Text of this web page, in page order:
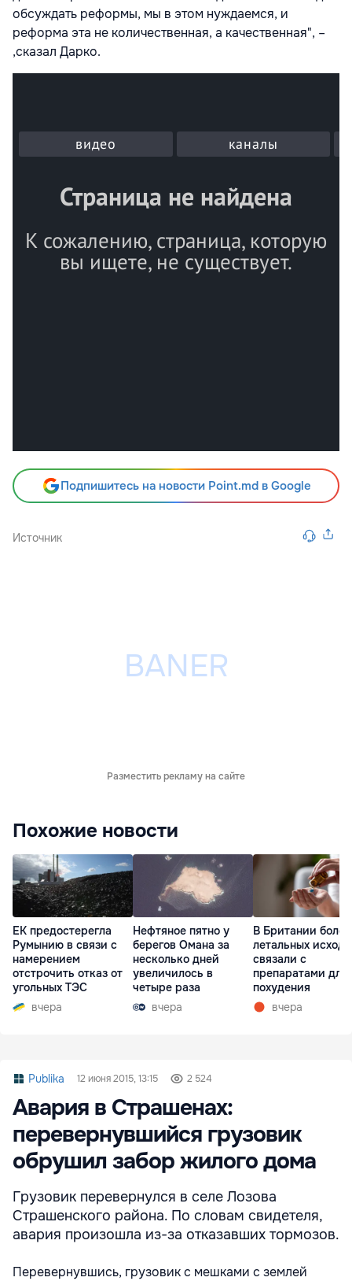
обсуждать реформы, мы в этом нуждаемся, и
реформа эта не количественная, а качественная", –
,сказал Дарко.
Подпишитесь на новости Point.md в Google
Источник
Разместить рекламу на сайте
Похожие новости
ЕК предостерегла
Румынию в связи с
намерением
отстрочить отказ от
угольных ТЭС
вчера
Нефтяное пятно у
берегов Омана за
несколько дней
увеличилось в
четыре раза
вчера
В Британии
летальных
связали с
препаратами для
похудения
вчера
Publika 12 июня 2015, 13:15 2 524
Авария в Страшенах:
перевернувшийся грузовик
обрушил забор жилого дома
Грузовик перевернулся в селе Лозова
Страшенского района. По словам свидетеля,
авария произошла из-за отказавших тормозов.
Перевернувшись, грузовик с мешками с землей